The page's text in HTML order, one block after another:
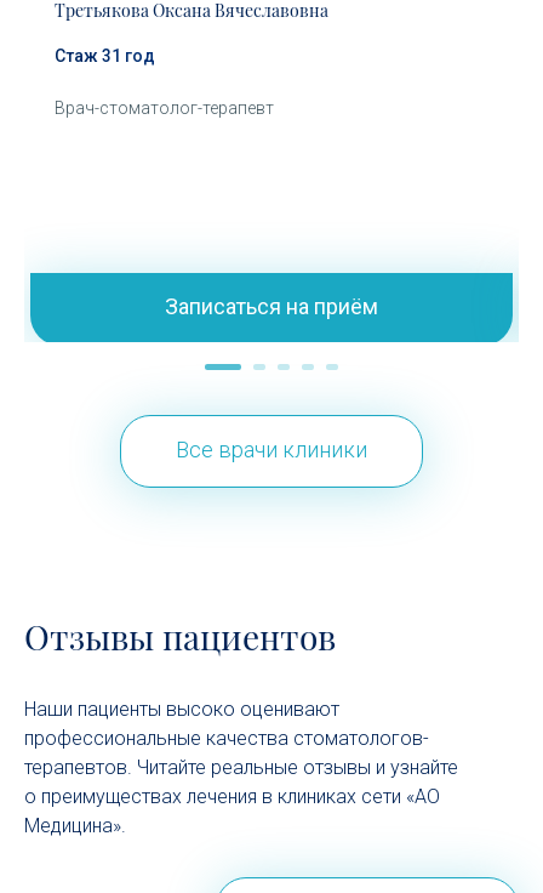
Третьякова Оксана Вячеславовна
Стаж 31 год
Врач-стоматолог-терапевт
Записаться на приём
Все врачи клиники
Отзывы пациентов
Наши пациенты высоко оценивают
профессиональные качества стоматологов-
терапевтов. Читайте реальные отзывы и узнайте
о преимуществах лечения в клиниках сети «АО
Медицина».